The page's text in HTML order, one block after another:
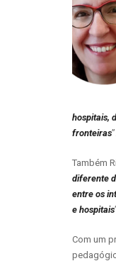
hospitais,
fronteiras”.
Também
diferente
entre os
e hospitais
Com um